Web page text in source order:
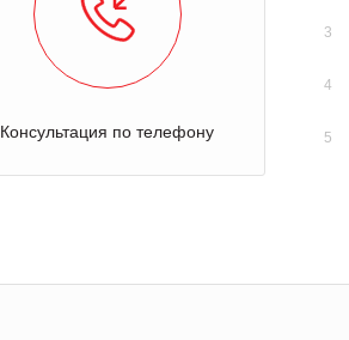
Консультация по телефону
3
4
5